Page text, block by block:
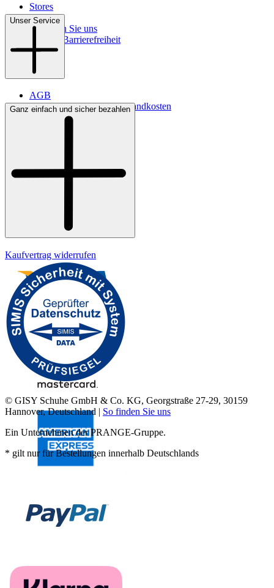
Stores
Kontakt
So finden Sie uns
Digitale Barrierefreiheit
Unser Service
AGB
Lieferbedingungen & Versandkosten
Bezahlung
Ganz einfach und sicher bezahlen
Kaufvertrag widerrufen
© GISY Schuhe GmbH & Co. KG, Georgstraße 27-29, 30159
Hannover, Deutschland | So finden Sie uns
Ein Unternehmen der PRANGE-Gruppe.
* gilt nur für Bestellungen innerhalb Deutschlands